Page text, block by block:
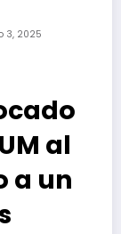
3, 2025
al
a un